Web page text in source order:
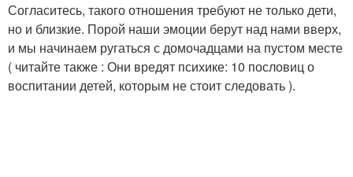
Согласитесь, такого отношения требуют не только дети,
но и близкие. Порой наши эмоции берут над нами вверх,
и мы начинаем ругаться с домочадцами на пустом месте
( читайте также : Они вредят психике: 10 пословиц о
воспитании детей, которым не стоит следовать ).